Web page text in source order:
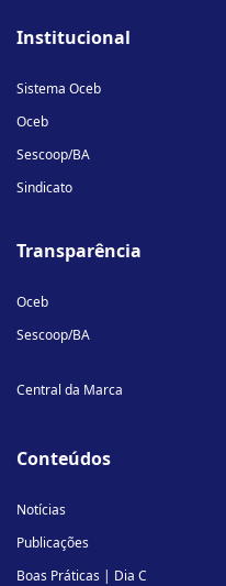
Institucional
Sistema Oceb
Oceb
Sescoop/BA
Sindicato
Transparência
Oceb
Sescoop/BA
Central da Marca
Conteúdos
Notícias
Publicações
Boas Práticas | Dia C